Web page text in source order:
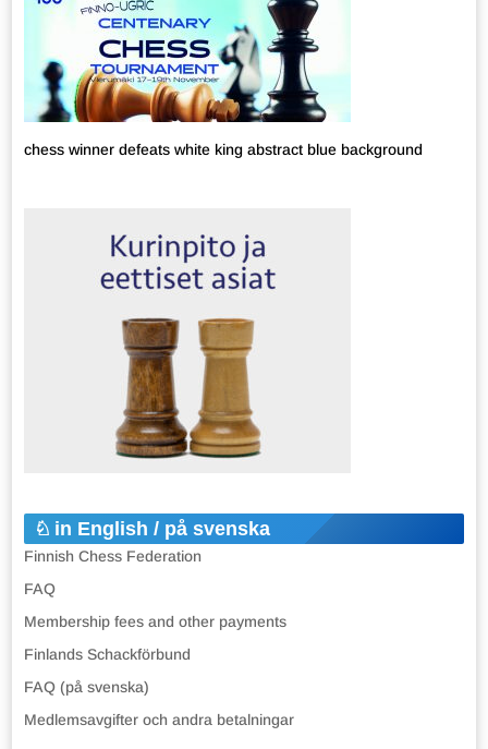
chess winner defeats white king abstract blue background
in English / på svenska
Finnish Chess Federation
FAQ
Membership fees and other payments
Finlands Schackförbund
FAQ (på svenska)
Medlemsavgifter och andra betalningar